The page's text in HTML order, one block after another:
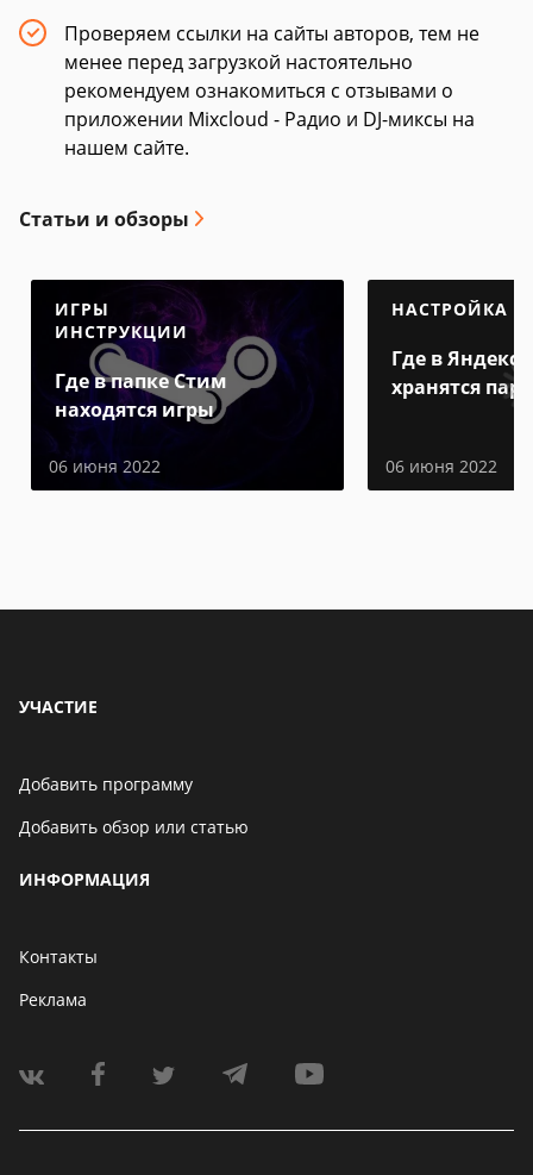
Проверяем ссылки на сайты авторов, тем не
менее перед загрузкой настоятельно
рекомендуем ознакомиться с отзывами о
приложении Mixcloud - Радио и DJ-миксы на
нашем сайте.
Статьи и обзоры
ИГРЫ
ИНСТРУКЦИИ
Где в папке Стим
находятся игры
06 июня 2022
НАСТРОЙКА
Где в Яндекс
хранятся
06 июня 2022
УЧАСТИЕ
Добавить программу
Добавить обзор или статью
ИНФОРМАЦИЯ
Контакты
Реклама